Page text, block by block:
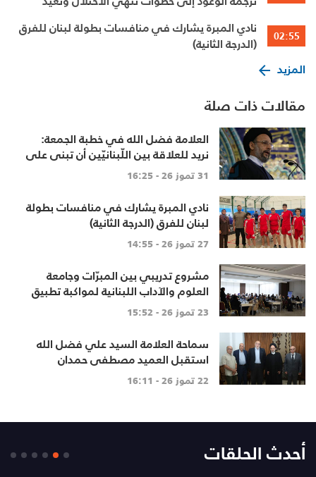
02:55
نادي المبرة يشارك في منافسات بطولة لبنان للفرق
(الدرجة الثانية)
المزيد
مقالات ذات صلة
العلامة فضل الله في خطبة الجمعة:
نريد للعلاقة بين اللّبنانيّين أن تبنى على
الاحترام المتبادل، والانتماء الوطنيّ
الجامع
31 تموز 26 - 16:25
نادي المبرة يشارك في منافسات بطولة
لبنان للفرق (الدرجة الثانية)
27 تموز 26 - 14:55
مشروع تدريبي بين المبرّات وجامعة
العلوم والآداب اللبنانية لمواكبة تطبيق
المنهاج اللبناني المطوّ
23 تموز 26 - 15:52
سماحة العلامة السيد علي فضل الله
استقبل العميد مصطفى حمدان
22 تموز 26 - 16:11
أحدث الحلقات